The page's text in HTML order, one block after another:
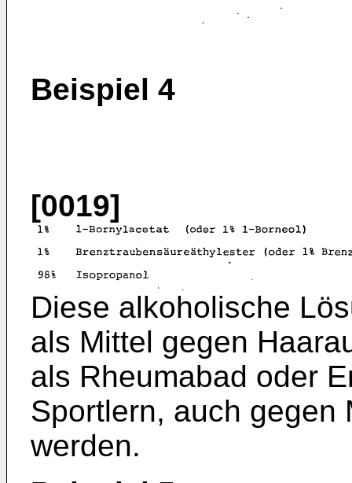
Beispiel 4
[0019]
Diese alkoholische
als Mittel gegen
als Rheumabad oder
Sportlern, auch gegen
werden.